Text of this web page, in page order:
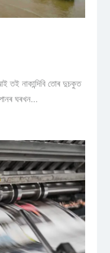
তই নাকান্দিবি তোৰ দুচকুত
ঘৰখন...